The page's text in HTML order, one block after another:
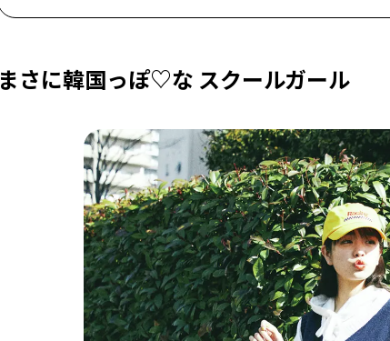
まさに韓国っぽ♡な スクールガール